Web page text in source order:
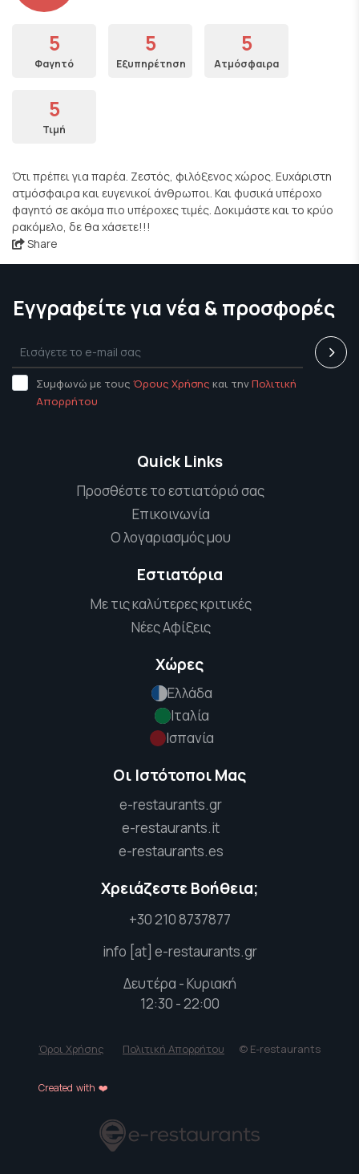
5
Φαγητό
5
Εξυπηρέτηση
5
Ατμόσφαιρα
5
Τιμή
Ότι πρέπει για παρέα. Ζεστός, φιλόξενος χώρος. Ευχάριστη
ατμόσφαιρα και ευγενικοί άνθρωποι. Και φυσικά υπέροχο
φαγητό σε ακόμα πιο υπέροχες τιμές. Δοκιμάστε και το κρύο
ρακόμελο, δε θα χάσετε!!!
Share
Εγγραφείτε για νέα & προσφορές
Συμφωνώ με τους Όρους Χρήσης και τηνΠολιτική
Απορρήτου
Quick Links
Προσθέστε το εστιατόριό σας
Επικοινωνία
Ο λογαριασμός μου
Εστιατόρια
Με τις καλύτερες κριτικές
Νέες Αφίξεις
Χώρες
Ελλάδα
Ιταλία
Ισπανία
Οι Ιστότοποι Μας
e-restaurants.gr
e-restaurants.it
e-restaurants.es
Χρειάζεστε Βοήθεια;
+30 210 8737877
info [at] e-restaurants.gr
Δευτέρα - Κυριακή
12:30 - 22:00
Όροι Χρήσης Πολιτική Απορρήτου © E-restaurants
Created with ❤️